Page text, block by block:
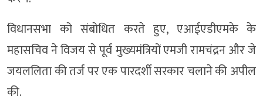
विधानसभा को संबोधित करते हुए, एआईएडीएमके के
महासचिव ने विजय से पूर्व मुख्यमंत्रियों एमजी रामचंद्रन और जे
जयललिता की तर्ज पर एक पारदर्शी सरकार चलाने की अपील
की.